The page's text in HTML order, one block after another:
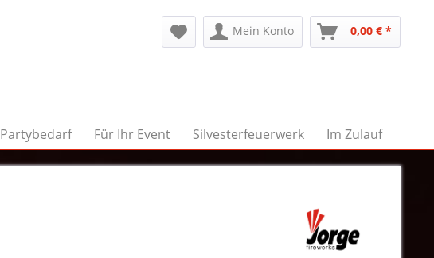
Mein Konto 0,00 € *
Partybedarf Für Ihr Event Silvesterfeuerwerk Im Zulauf